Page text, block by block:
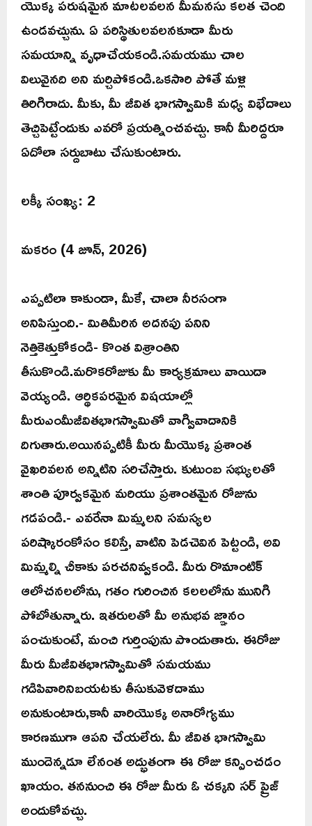
ఉండవచ్చును. ఏ పరిస్థితులవలనకూడా మీరు
సమయాన్ని వృధాచేయకండి.సమయము చాల
విలువైనది అని మర్చిపోకండి.ఒకసారి పోతే మళ్లి
తిరిగిరాదు. మీకు, మీ జీవిత భాగస్వామికి మధ్య విభేదాలు
తెచ్చిపెట్టేందుకు ఎవరో ప్రయత్నించవచ్చు. కానీ మీరిద్దరూ
ఏదోలా సర్దుబాటు చేసుకుంటారు.
లక్కీ సంఖ్య: 2
మకరం (4 జూన్, 2026)
ఎప్పటిలా కాకుండా, మీకే, చాలా నీరసంగా
అనిపిస్తుంది.- మితిమీరిన అదనపు పనిని
నెత్తికెత్తుకోకండి- కొంత విశ్రాంతిని
తీసుకొండి.మరొకరోజుకు మీ కార్యక్రమాలు వాయిదా
వెయ్యండి. ఆర్థికపరమైన విషయాల్లో
మీరుఎంమీజీవితభాగస్వామితో వాగ్వివాదానికి
దిగుతారు.అయినప్పటికీ మీరు మీయొక్క ప్రశాంత
వైఖరివలన అన్నిటిని సరిచేస్తారు. కుటుంబ సభ్యులతో
శాంతి పూర్వకమైన మరియు ప్రశాంతమైన రోజును
గడపండి.- ఎవరేనా మిమ్మలని సమస్యల
పరిష్కారంకోసం కలిస్తే, వాటిని పెడచెవిన పెట్టండి, అవి
మిమ్మల్ని చీకాకు పరచనివ్వకండి. మీరు రొమాంటిక్
ఆలోచనలలోను, గతం గురించిన కలలలోను మునిగి
పోబోతున్నారు. ఇతరులతో మీ అనుభవ జ్ఞానం
పంచుకుంటే, మంచి గుర్తింపును పొందుతారు. ఈరోజు
మీరు మీజీవితభాగస్వామితో సమయము
గడిపివారినిబయటకు తీసుకువెళదాము
అనుకుంటారు,కానీ వారియొక్క అనారోగ్యము
కారణముగా ఆపని చేయలేరు. మీ జీవిత భాగస్వామి
ముందెన్నడూ లేనంత అద్భుతంగా ఈ రోజు కన్పించడం
ఖాయం. తననుంచి ఈ రోజు మీరు ఓ చక్కని సర్ ప్రైజ్
అందుకోవచ్చు.